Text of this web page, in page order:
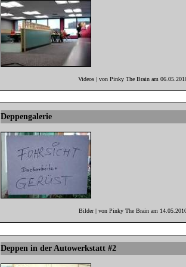
Videos | von Pinky The Brain am
Deppengalerie
Bilder | von Pinky The Brain am
Deppen in der Autowerkstatt #2